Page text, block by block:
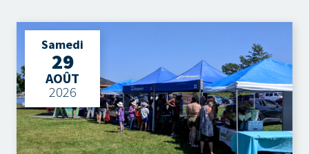
Samedi
29
AOÛT
2026